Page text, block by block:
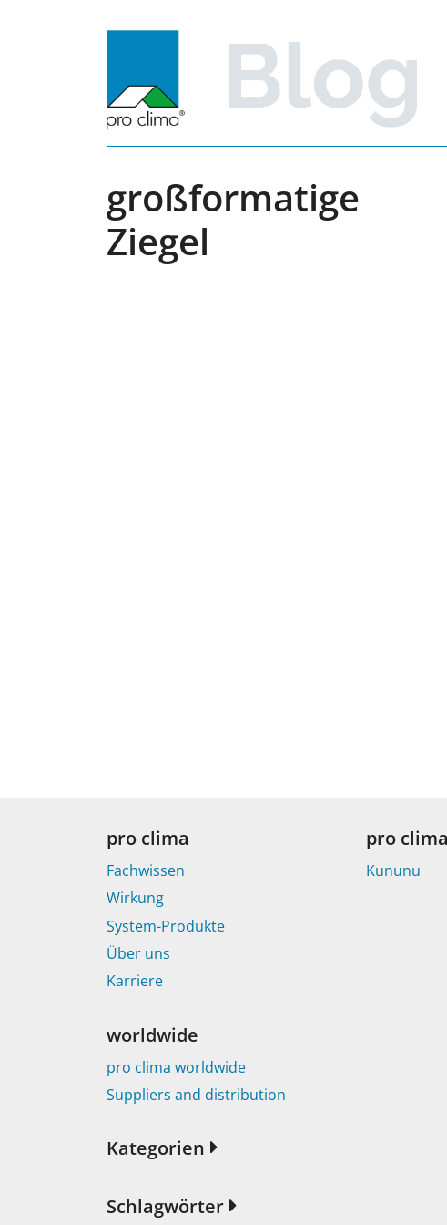
großformatige
Ziegel
pro clima
Fachwissen
Wirkung
System-Produkte
Über uns
Karriere
worldwide
pro clima worldwide
Suppliers and distribution
pro
Kununu
Kategorien
Schlagwörter